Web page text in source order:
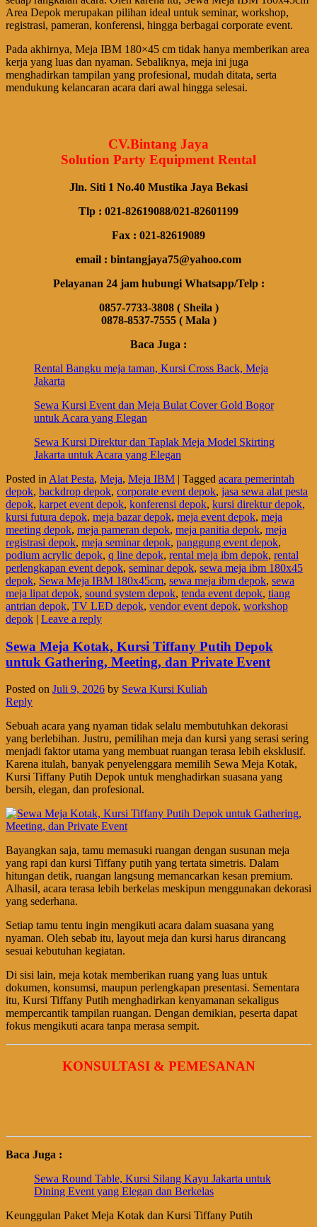
Area Depok merupakan pilihan ideal untuk seminar, workshop,
registrasi, pameran, konferensi, hingga berbagai corporate event.
Pada akhirnya, Meja IBM 180×45 cm tidak hanya memberikan area
kerja yang luas dan nyaman. Sebaliknya, meja ini juga
menghadirkan tampilan yang profesional, mudah ditata, serta
mendukung kelancaran acara dari awal hingga selesai.
CV.Bintang Jaya
Solution Party Equipment Rental
Jln. Siti 1 No.40 Mustika Jaya Bekasi
Tlp : 021-82619088/021-82601199
Fax : 021-82619089
email : bintangjaya75@yahoo.com
Pelayanan 24 jam hubungi Whatsapp/Telp :
0857-7733-3808 ( Sheila )
0878-8537-7555 ( Mala )
Baca Juga :
Rental Bangku meja taman, Kursi Cross Back, Meja
Jakarta
Sewa Kursi Event dan Meja Bulat Cover Gold Bogor
untuk Acara yang Elegan
Sewa Kursi Direktur dan Taplak Meja Model Skirting
Jakarta untuk Acara yang Elegan
Posted in Alat Pesta, Meja, Meja IBM | Tagged acara pemerintah
depok, backdrop depok, corporate event depok, jasa sewa alat pesta
depok, karpet event depok, konferensi depok, kursi direktur depok,
kursi futura depok, meja bazar depok, meja event depok, meja
meeting depok, meja pameran depok, meja panitia depok, meja
registrasi depok, meja seminar depok, panggung event depok,
podium acrylic depok, q line depok, rental meja ibm depok, rental
perlengkapan event depok, seminar depok, sewa meja ibm 180x45
depok, Sewa Meja IBM 180x45cm, sewa meja ibm depok, sewa
meja lipat depok, sound system depok, tenda event depok, tiang
antrian depok, TV LED depok, vendor event depok, workshop
depok | Leave a reply
Sewa Meja Kotak, Kursi Tiffany Putih Depok
untuk Gathering, Meeting, dan Private Event
Posted on Juli 9, 2026 by Sewa Kursi Kuliah
Reply
Sebuah acara yang nyaman tidak selalu membutuhkan dekorasi
yang berlebihan. Justru, pemilihan meja dan kursi yang serasi sering
menjadi faktor utama yang membuat ruangan terasa lebih eksklusif.
Karena itulah, banyak penyelenggara memilih Sewa Meja Kotak,
Kursi Tiffany Putih Depok untuk menghadirkan suasana yang
bersih, elegan, dan profesional.
Bayangkan saja, tamu memasuki ruangan dengan susunan meja
yang rapi dan kursi Tiffany putih yang tertata simetris. Dalam
hitungan detik, ruangan langsung memancarkan kesan premium.
Alhasil, acara terasa lebih berkelas meskipun menggunakan dekorasi
yang sederhana.
Setiap tamu tentu ingin mengikuti acara dalam suasana yang
nyaman. Oleh sebab itu, layout meja dan kursi harus dirancang
sesuai kebutuhan kegiatan.
Di sisi lain, meja kotak memberikan ruang yang luas untuk
dokumen, konsumsi, maupun perlengkapan presentasi. Sementara
itu, Kursi Tiffany Putih menghadirkan kenyamanan sekaligus
mempercantik tampilan ruangan. Dengan demikian, peserta dapat
fokus mengikuti acara tanpa merasa sempit.
KONSULTASI & PEMESANAN
Baca Juga :
Sewa Round Table, Kursi Silang Kayu Jakarta untuk
Dining Event yang Elegan dan Berkelas
Keunggulan Paket Meja Kotak dan Kursi Tiffany Putih